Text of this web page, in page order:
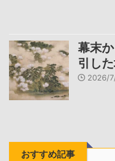
幕末
引し
2026/
おすすめ記事